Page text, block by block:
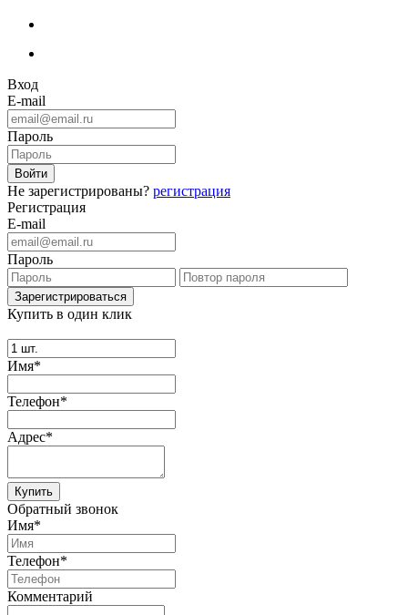
Вход
E-mail
Пароль
Не зарегистрированы? регистрация
Регистрация
E-mail
Пароль
Купить в один клик
Имя*
Телефон*
Адрес*
Купить
Обратный звонок
Имя*
Телефон*
Комментарий